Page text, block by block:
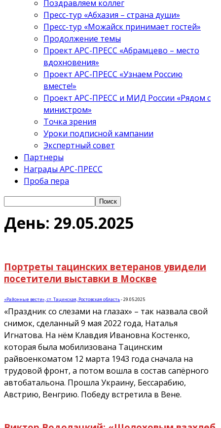
Поздравляем коллег
Пресс-тур «Абхазия – страна души»
Пресс-тур «Можайск принимает гостей»
Продолжение темы
Проект АРС-ПРЕСС «Абрамцево – место
вдохновения»
Проект АРС-ПРЕСС «Узнаем Россию
вместе!»
Проект АРС-ПРЕСС и МИД России «Рядом с
министром»
Точка зрения
Уроки подписной кампании
Экспертный совет
Партнеры
Награды АРС-ПРЕСС
Проба пера
День: 29.05.2025
Портреты тацинских ветеранов увидели
посетители выставки в Москве
«Районные вести», ст. Тацинская, Ростовская область-29.05.2025
«Праздник со слезами на глазах» – так назвала свой
снимок, сделанный 9 мая 2022 года, Наталья
Игнатова. На нём Клавдия Ивановна Костенко,
которая была мобилизована Тацинским
райвоенкоматом 12 марта 1943 года сначала на
трудовой фронт, а потом вошла в состав сапёрного
автобатальона. Прошла Украину, Бессарабию,
Австрию, Венгрию. Победу встретила в Вене.